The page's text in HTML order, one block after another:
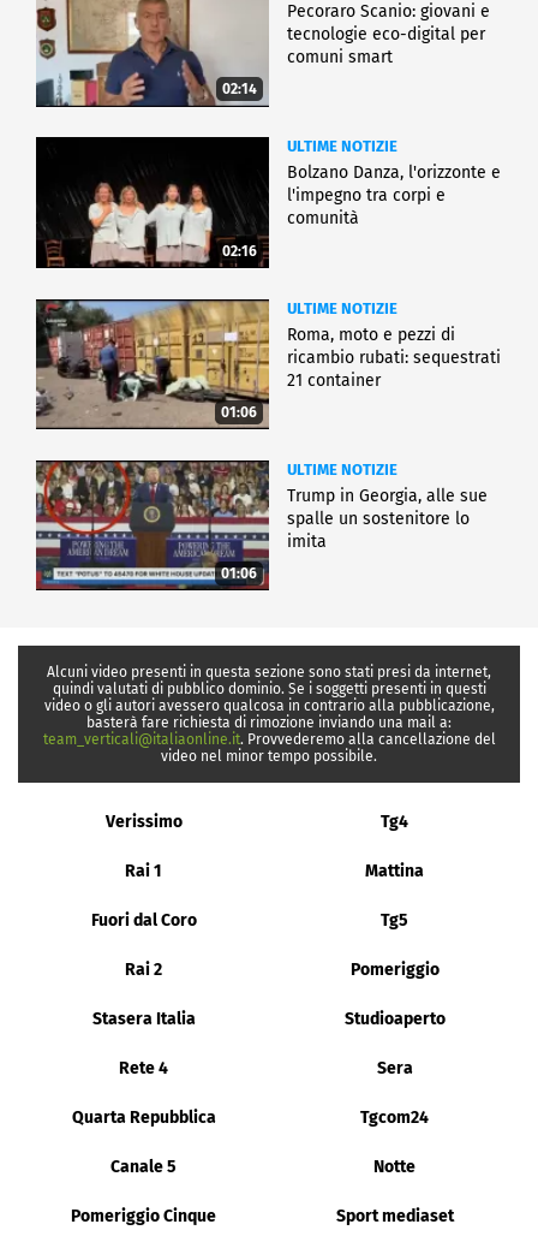
02:14
Pecoraro Scanio: giovani e
tecnologie eco-digital per
comuni smart
02:16
ULTIME NOTIZIE
Bolzano Danza, l'orizzonte e
l'impegno tra corpi e
comunità
01:06
ULTIME NOTIZIE
Roma, moto e pezzi di
ricambio rubati: sequestrati
21 container
01:06
ULTIME NOTIZIE
Trump in Georgia, alle sue
spalle un sostenitore lo
imita
Alcuni video presenti in questa sezione sono stati presi da internet,
quindi valutati di pubblico dominio. Se i soggetti presenti in questi
video o gli autori avessero qualcosa in contrario alla pubblicazione,
basterà fare richiesta di rimozione inviando una mail a:
team_verticali@italiaonline.it. Provvederemo alla cancellazione del
video nel minor tempo possibile.
Verissimo Tg4
Rai 1 Mattina
Fuori dal Coro Tg5
Rai 2 Pomeriggio
Stasera Italia Studioaperto
Rete 4 Sera
Quarta Repubblica Tgcom24
Canale 5 Notte
Pomeriggio Cinque Sport mediaset